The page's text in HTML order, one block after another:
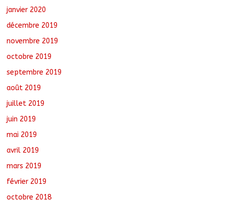
janvier 2020
décembre 2019
novembre 2019
octobre 2019
septembre 2019
août 2019
juillet 2019
juin 2019
mai 2019
avril 2019
mars 2019
février 2019
octobre 2018